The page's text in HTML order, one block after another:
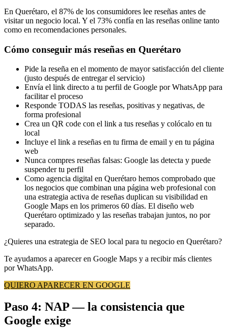
En Querétaro, el 87% de los consumidores lee reseñas antes de
visitar un negocio local. Y el 73% confía en las reseñas online tanto
como en recomendaciones personales.
Cómo conseguir más reseñas en Querétaro
Pide la reseña en el momento de mayor satisfacción del cliente
(justo después de entregar el servicio)
Envía el link directo a tu perfil de Google por WhatsApp para
facilitar el proceso
Responde TODAS las reseñas, positivas y negativas, de
forma profesional
Crea un QR code con el link a tus reseñas y colócalo en tu
local
Incluye el link a reseñas en tu firma de email y en tu página
web
Nunca compres reseñas falsas: Google las detecta y puede
suspender tu perfil
Como agencia digital en Querétaro hemos comprobado que
los negocios que combinan una página web profesional con
una estrategia activa de reseñas duplican su visibilidad en
Google Maps en los primeros 60 días. El diseño web
Querétaro optimizado y las reseñas trabajan juntos, no por
separado.
¿Quieres una estrategia de SEO local para tu negocio en Querétaro?
Te ayudamos a aparecer en Google Maps y a recibir más clientes
por WhatsApp.
QUIERO APARECER EN GOOGLE
Paso 4: NAP — la consistencia que
Google exige